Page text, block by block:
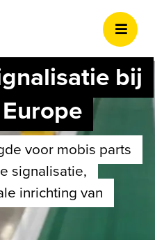
Overslaan en naar de inhoud
bij
signalisatie,
inrichting van